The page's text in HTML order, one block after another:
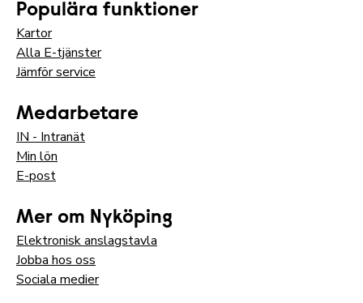
Populära funktioner
Kartor
Alla E-tjänster
Jämför service
Medarbetare
IN - Intranät
Min lön
E-post
Mer om Nyköping
Elektronisk anslagstavla
Jobba hos oss
Sociala medier